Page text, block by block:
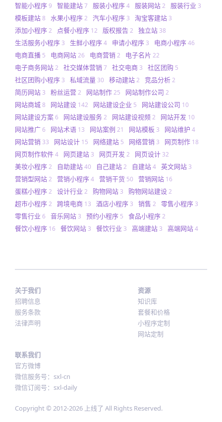
智能小程序9 智能建站7 服装小程序4 服装网站2 服装行业 3
模板建站8 水果小程序2 汽车小程序 3 淘宝客建站 3
添加小程序2 点餐小程序 12 版权报告2 独立站 38
生活服务小程序 3 生鲜小程序4 申请小程序 3 电商小程序46
电商直播 5 电商网站26 电商营销 2 电子名片 22
电子商务网站2 社交媒体营销 7 社交电商 3 社区团购 5
社区团购小程序 3 私域流量 30 移动建站2 竞品分析2
简历网站 3 粉丝运营2 网站制作25 网站制作公司 2
网站商城8 网站建设 142 网站建设企业 5 网站建设公司 10
网站建设方案6 网站建设服务2 网站建设视频2 网站开发 10
网站推广6 网站术语 13 网站案例 21 网站模板 3 网站维护 4
网站营销 33 网站设计 15 网络建站 5 网络营销 3 网页制作 18
网页制作软件4 网页建站 3 网页开发 2 网页设计 32
美妆小程序2 自助建站40 自己建站2 自建站4 英文网站 3
营销型网站2 营销小程序4 营销干货 50 营销网站 16
蛋糕小程序2 设计行业 2 购物网站 3 购物网站建设2
超市小程序2 跨境电商 13 酒店小程序 3 销售 2 零售小程序 3
零售行业 6 音乐网站 3 预约小程序 5 食品小程序2
餐饮小程序 16 餐饮网站 3 餐饮行业 3 高端建站 3 高端网站4
关于我们
招聘信息
服务条款
法律声明
资源
知识库
套餐和价格
小程序定制
网站定制
联系我们
官方微博
微信服务号：sxl-cn
微信订阅号：sxl-daily
Copyright © 2012-2026 上线了 All Rights Reserved.